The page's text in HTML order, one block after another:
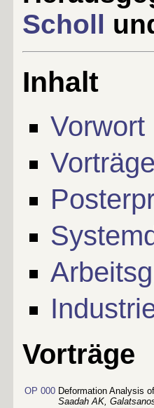
Scholl
Inhalt
Vorwort
Vorträge
Vorträge
OP 000 Deformation Analysis
Saadah AK,